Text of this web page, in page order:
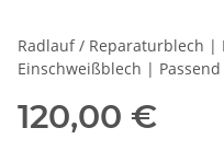
Radlauf / Reparaturblech |
Einschweißblech |
120,00 €